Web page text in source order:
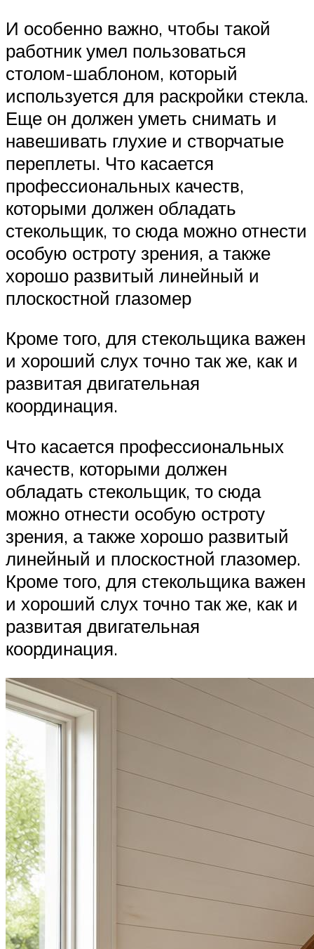
И особенно важно, чтобы такой
работник умел пользоваться
столом-шаблоном, который
используется для раскройки стекла.
Еще он должен уметь снимать и
навешивать глухие и створчатые
переплеты. Что касается
профессиональных качеств,
которыми должен обладать
стекольщик, то сюда можно отнести
особую остроту зрения, а также
хорошо развитый линейный и
плоскостной глазомер
Кроме того, для стекольщика важен
и хороший слух точно так же, как и
развитая двигательная
координация.
Что касается профессиональных
качеств, которыми должен
обладать стекольщик, то сюда
можно отнести особую остроту
зрения, а также хорошо развитый
линейный и плоскостной глазомер.
Кроме того, для стекольщика важен
и хороший слух точно так же, как и
развитая двигательная
координация.